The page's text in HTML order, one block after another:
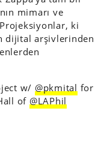
mimarı ve
ki
dijital arşivlerinden
w/ @pkmital for
of @LAPhil